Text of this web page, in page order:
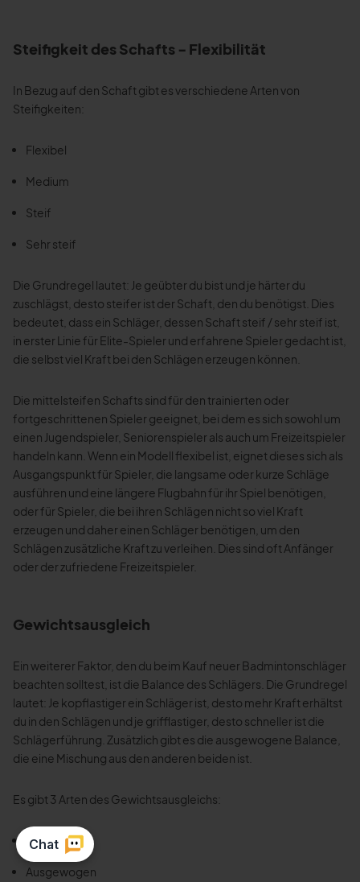
Steifigkeit des Schafts - Flexibilität
In Bezug auf den Schaft gibt es verschiedene Arten von
Steifigkeiten:
Flexibel
Medium
Steif
Sehr steif
Die Grundregel lautet: Je geübter du bist und je härter du
zuschlägst, desto steifer ist der Schaft, den du benötigst. Dies
bedeutet, dass ein Schläger, dessen Schaft steif / sehr steif ist,
in erster Linie für Elite-Spieler und erfahrene Spieler gedacht ist,
die selbst viel Kraft bei den Schlägen erzeugen können.
Die mittelsteifen Schafts sind für den trainierten oder
fortgeschrittenen Spieler geeignet, bei dem es sich sowohl um
einen Jugendspieler, Seniorenspieler als auch um Freizeitspieler
handeln kann. Wenn ein Modell flexibel ist, eignet dieses sich als
Ausgangspunkt für Spieler, die langsame oder kurze Schläge
ausführen und eine längere Flugbahn für ihr Spiel benötigen,
oder für Spieler, die bei ihren Schlägen nicht so viel Kraft
erzeugen und daher einen Schläger benötigen, um den
Schlägen zusätzliche Kraft zu verleihen. Dies sind oft Anfänger
oder der zufriedene Freizeitspieler.
Gewichtsausgleich
Ein weiterer Faktor, den du beim Kauf neuer Badmintonschläger
beachten solltest, ist die Balance des Schlägers. Die Grundregel
lautet: Je kopflastiger ein Schläger ist, desto mehr Kraft erhältst
du in den Schlägen und je grifflastiger, desto schneller ist die
Schlägerführung. Zusätzlich gibt es die ausgewogene Balance,
die eine Mischung aus den anderen beiden ist.
Es gibt 3 Arten des Gewichtsausgleichs:
Grifflastig
Ausgewogen